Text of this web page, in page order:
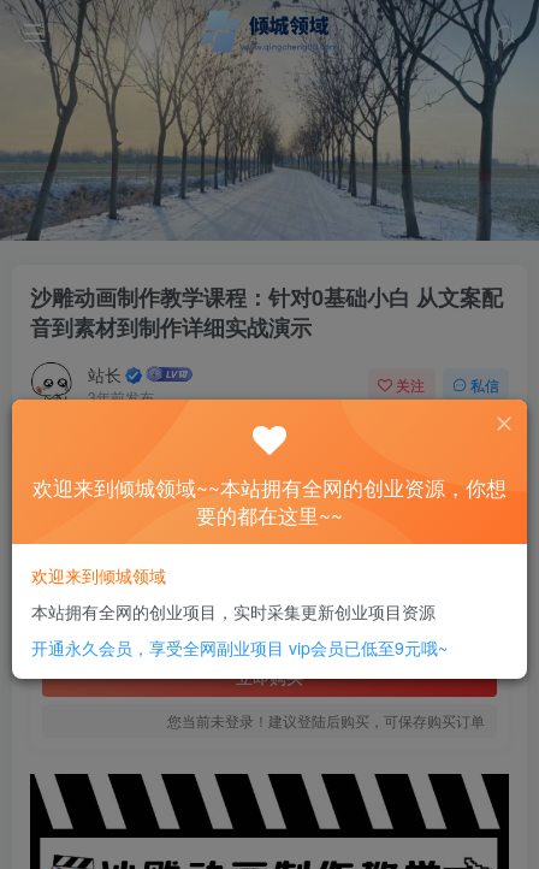
沙雕动画制作教学课程：针对0基础小白 从文案配
音到素材到制作详细实战演示
站长
3年前发布
关注 私信
沙雕动画制作教学课程：针对0基础小白 从文案配音到素材到制作详细实战演示
此内容为付费资源，请付费后查看
SVIP全站会员 免费
立即购买
您当前未登录！建议登陆后购买，可保存购买订单
欢迎来到倾城领域~~本站拥有全网的创业资源，你想
要的都在这里~~
欢迎来到倾城领域
本站拥有全网的创业项目，实时采集更新创业项目资源
开通永久会员，享受全网副业项目 vip会员已低至9元哦~